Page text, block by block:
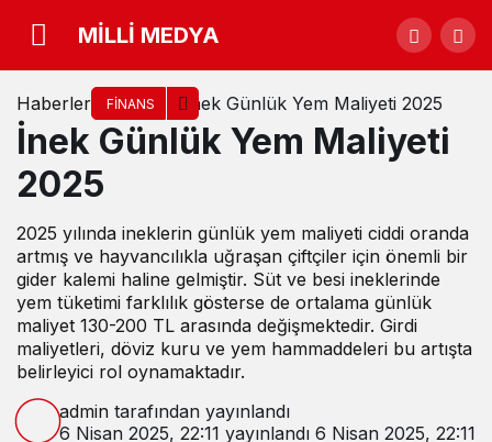
MİLLİ MEDYA
Haberler FINANS İnek Günlük Yem Maliyeti 2025
İnek Günlük Yem Maliyeti
2025
2025 yılında ineklerin günlük yem maliyeti ciddi oranda
artmış ve hayvancılıkla uğraşan çiftçiler için önemli bir
gider kalemi haline gelmiştir. Süt ve besi ineklerinde
yem tüketimi farklılık gösterse de ortalama günlük
maliyet 130-200 TL arasında değişmektedir. Girdi
maliyetleri, döviz kuru ve yem hammaddeleri bu artışta
belirleyici rol oynamaktadır.
admintarafından yayınlandı
6 Nisan 2025, 22:11 yayınlandı 6 Nisan 2025, 22:11